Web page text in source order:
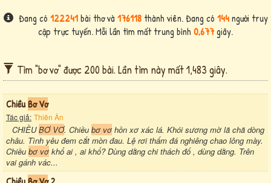
Đang có 122241bài thơ và 176118thành viên. Đang có 144người truy
cập trực tuyến. Mỗi lần tìm mất trung bình 0,677giây.
Tìm "bơ vơ" được 200 bài. Lần tìm này mất 1,483 giây.
ChiềuBơ Vơ
Tác giả: Thiên Ân
CHIỀUBƠ VƠ. Chiều bơ vơ hồn xơ xác lá. Khói sương mờ lã chã dòng
châu. Tình yêu đem cắt mòn đau. Lệ rơi thấm đá nghiêng chao lông mày.
Chiều bơ vơ khổ ai , ai khổ? Dùng dằng chi thách đố , dùng dằng. Trên
vai gánh vác...